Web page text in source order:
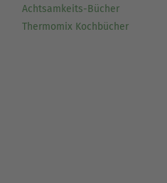
Achtsamkeits-Bücher
Thermomix Kochbücher